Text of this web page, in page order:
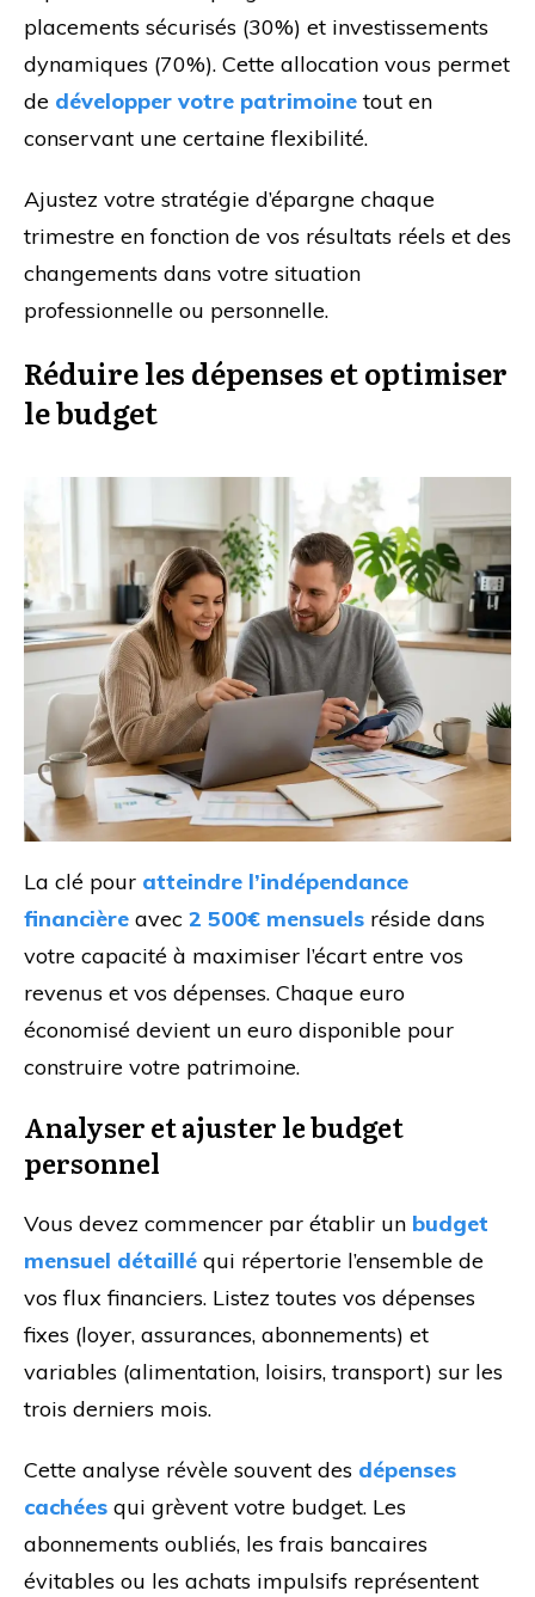
placements sécurisés (30%) et investissements
dynamiques (70%). Cette allocation vous permet
de développer votre patrimoinetout en
conservant une certaine flexibilité.
Ajustez votre stratégie d’épargne chaque
trimestre en fonction de vos résultats réels et des
changements dans votre situation
professionnelle ou personnelle.
Réduire les dépenses et optimiser
le budget
La clé pour atteindre l’indépendance
financière avec 2 500€ mensuels réside dans
votre capacité à maximiser l’écart entre vos
revenus et vos dépenses. Chaque euro
économisé devient un euro disponible pour
construire votre patrimoine.
Analyser et ajuster le budget
personnel
Vous devez commencer par établir un budget
mensuel détaillé qui répertorie l’ensemble de
vos flux financiers. Listez toutes vos dépenses
fixes (loyer, assurances, abonnements) et
variables (alimentation, loisirs, transport) sur les
trois derniers mois.
Cette analyse révèle souvent des dépenses
cachées qui grèvent votre budget. Les
abonnements oubliés, les frais bancaires
évitables ou les achats impulsifs représentent